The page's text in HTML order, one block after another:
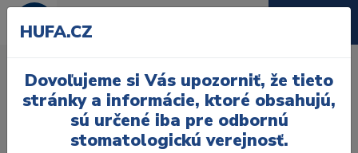
D44, B1
Zuby
AcryRock
AcryRock 1x28 S17-I41-D44, B1
HUFA.CZ
Dovoľujeme si Vás upozorniť, že tieto
stránky a informácie, ktoré obsahujú,
sú určené iba pre odbornú
stomatologickú verejnosť.